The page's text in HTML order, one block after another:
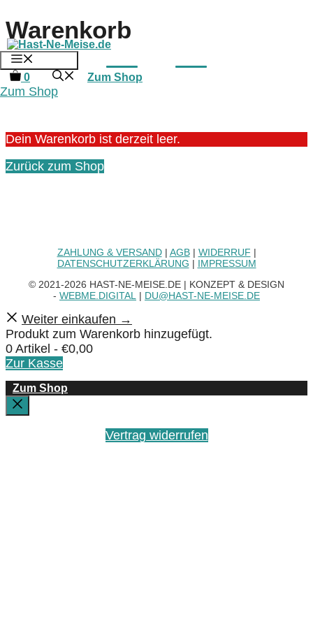
Zum
Inhalt
springen
0
Zum Shop
Zum Shop
Warenkorb
Dein Warenkorb ist derzeit leer.
Zurück zum Shop
ZAHLUNG & VERSAND| AGB| WIDERRUF |
DATENSCHUTZERKLÄRUNG | IMPRESSUM
© 2021-2026 HAST-NE-MEISE.DE | KONZEPT & DESIGN
- WEBME.DIGITAL | DU@HAST-NE-MEISE.DE
Weiter einkaufen →
Produkt zum Warenkorb hinzugefügt.
0 Artikel - €0,00
Zur Kasse
Zum Shop
Schließen
Vertrag widerrufen